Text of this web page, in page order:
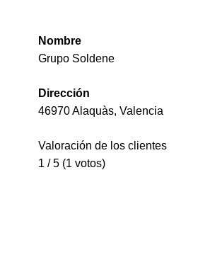
Nombre
Grupo Soldene
Dirección
46970 Alaquàs, Valencia
Valoración de los clientes
1 / 5 (1 votos)